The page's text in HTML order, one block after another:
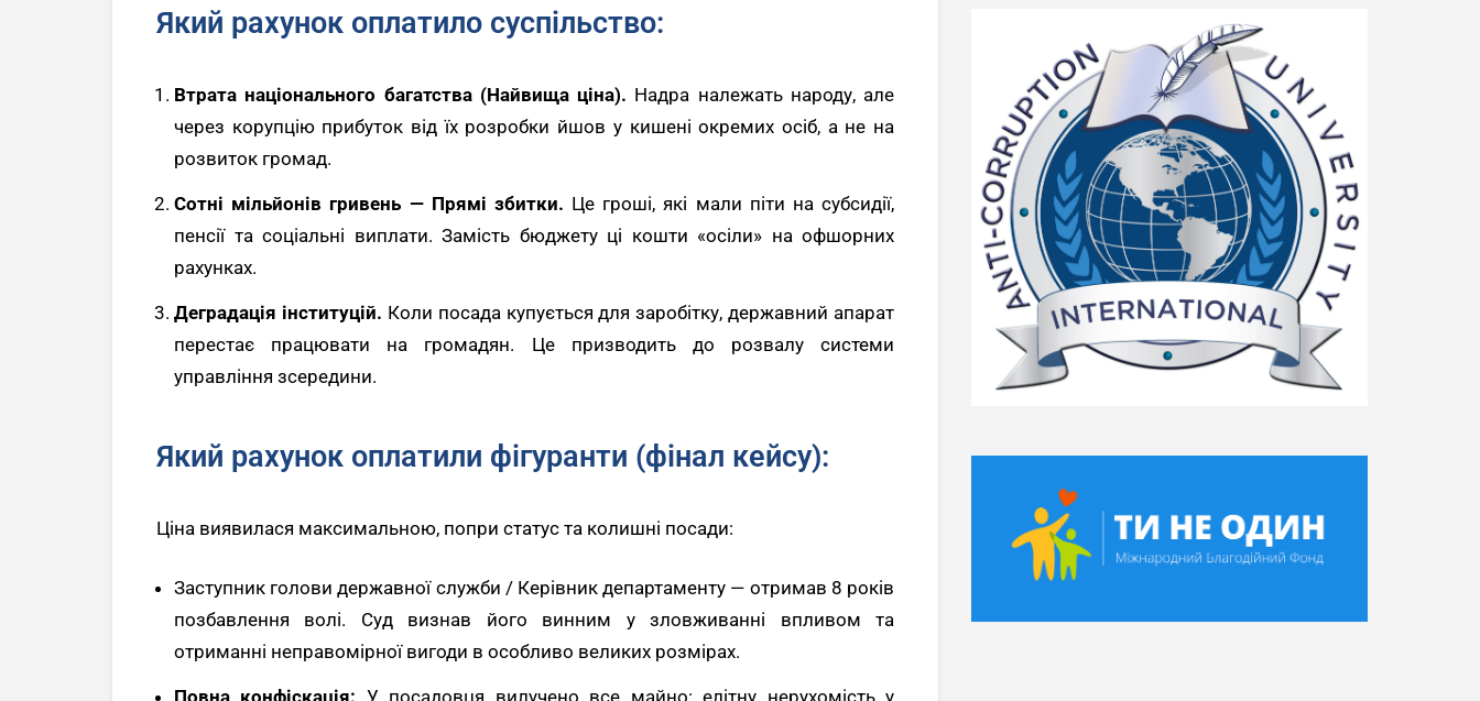
Який рахунок оплатило суспільство:
Втрата національного багатства (Найвища ціна). Надра належать народу, але
через корупцію прибуток від їх розробки йшов у кишені окремих осіб, а не на
розвиток громад.
Сотні мільйонів гривень — Прямі збитки. Це гроші, які мали піти на субсидії,
пенсії та соціальні виплати. Замість бюджету ці кошти «осіли» на офшорних
рахунках.
Деградація інституцій. Коли посада купується для заробітку, державний апарат
перестає працювати на громадян. Це призводить до розвалу системи
управління зсередини.
Який рахунок оплатили фігуранти (фінал кейсу):
Ціна виявилася максимальною, попри статус та колишні посади:
Заступник голови державної служби / Керівник департаменту — отримав 8 років
позбавлення волі. Суд визнав його винним у зловживанні впливом та
отриманні неправомірної вигоди в особливо великих розмірах.